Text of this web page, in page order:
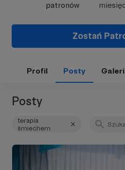
patronów
Zostań
Profil Posty
Posty
terapia
śmiechem